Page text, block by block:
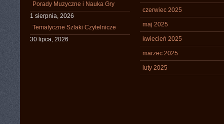
Porady Muzyczne i Nauka Gry
1 sierpnia, 2026
Tematyczne Szlaki Czytelnicze
30 lipca, 2026
czerwiec 2025
maj 2025
kwiecień 2025
marzec 2025
luty 2025